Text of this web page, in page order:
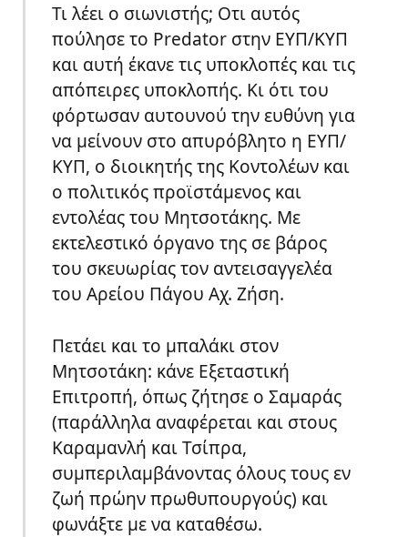
Τι λέει ο σιωνιστής; Οτι αυτός
πούλησε το Predator στην ΕΥΠ/ΚΥΠ
και αυτή έκανε τις υποκλοπές και τις
απόπειρες υποκλοπής. Κι ότι του
φόρτωσαν αυτουνού την ευθύνη για
να μείνουν στο απυρόβλητο η ΕΥΠ/
ΚΥΠ, ο διοικητής της Κοντολέων και
ο πολιτικός προϊστάμενος και
εντολέας του Μητσοτάκης. Με
εκτελεστικό όργανο της σε βάρος
του σκευωρίας τον αντεισαγγελέα
του Αρείου Πάγου Αχ. Ζήση.
Πετάει και το μπαλάκι στον
Μητσοτάκη: κάνε Εξεταστική
Επιτροπή, όπως ζήτησε ο Σαμαράς
(παράλληλα αναφέρεται και στους
Καραμανλή και Τσίπρα,
συμπεριλαμβάνοντας όλους τους εν
ζωή πρώην πρωθυπουργούς) και
φωνάξτε με να καταθέσω.